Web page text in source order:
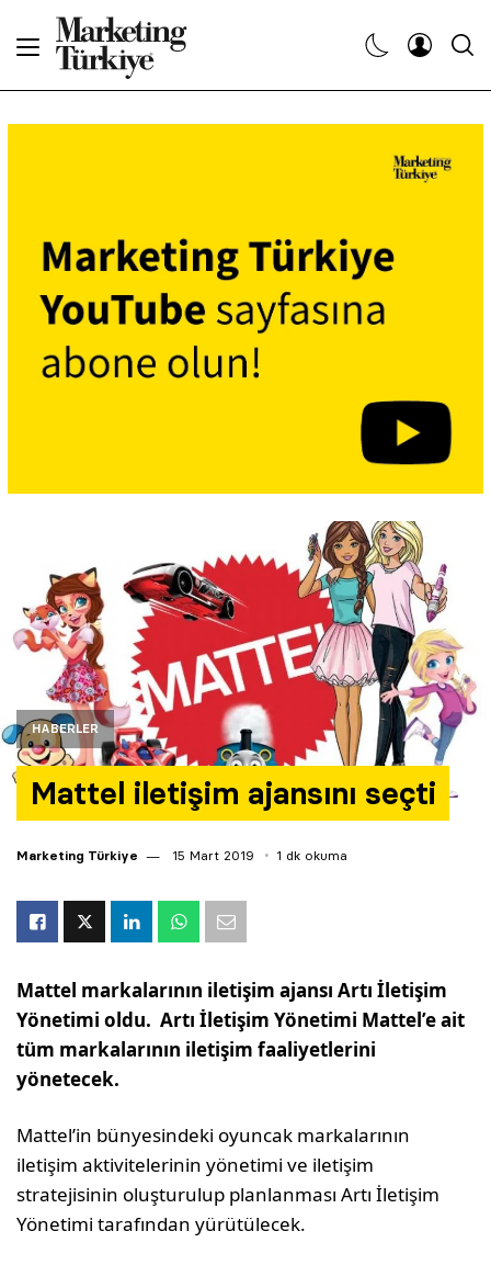
HABERLER
Mattel iletişim ajansını seçti
Marketing Türkiye 15 Mart 2019 1 dk okuma
Mattel markalarının iletişim ajansı Artı İletişim
Yönetimi oldu. Artı İletişim Yönetimi Mattel’e ait
tüm markalarının iletişim faaliyetlerini
yönetecek.
Mattel’in bünyesindeki oyuncak markalarının
iletişim aktivitelerinin yönetimi ve iletişim
stratejisinin oluşturulup planlanması Artı İletişim
Yönetimi tarafından yürütülecek.
Dergiler
Etkinlikler
Araştırma